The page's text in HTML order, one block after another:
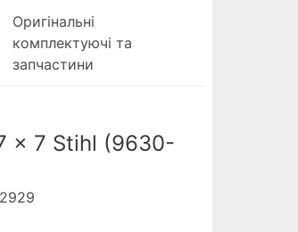
Оригінальні
комплектуючі та
запчастини
x 7 Stihl (9630-